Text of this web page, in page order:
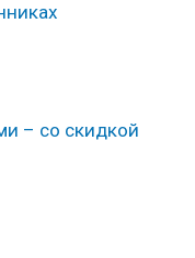
– со скидкой